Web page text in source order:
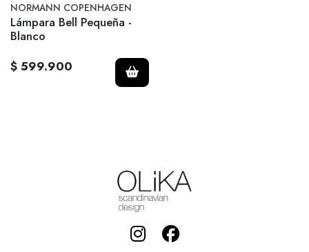
NORMANN COPENHAGEN
Lámpara Bell Pequeña -
Blanco
$ 599.900